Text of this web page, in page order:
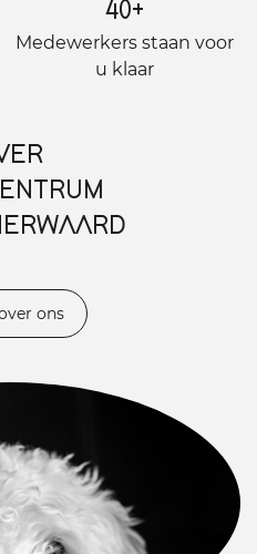
40+
Medewerkers staan ​​voor
u klaar
ons